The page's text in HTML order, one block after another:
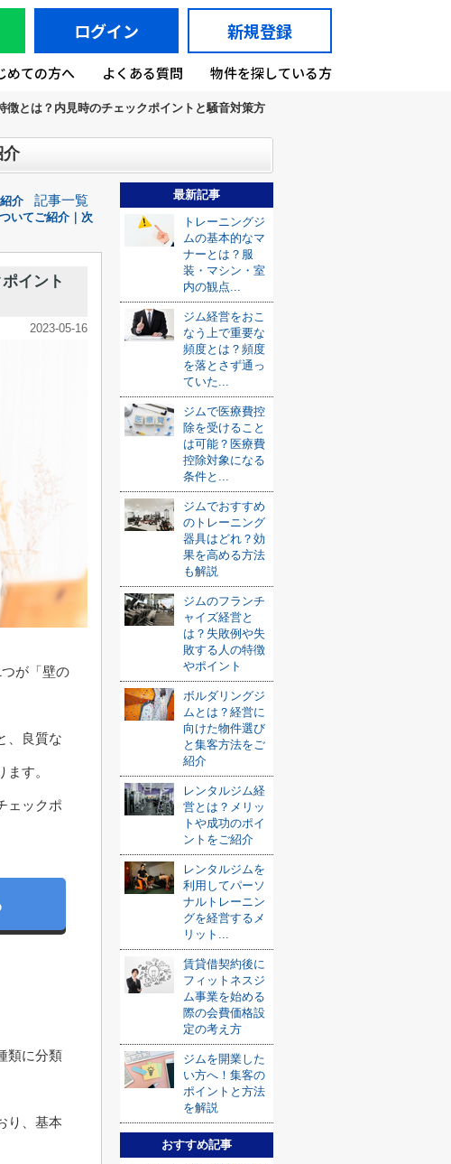
ログイン 新規登録
めての方へ よくある質問 物件を探している方
徴とは？内見時のチェックポイントと騒音対策方
介
介 記事一覧
いてご紹介｜次
イント
2023-05-16
が「壁の
、良質な
す。
ェックポ
類に分類
り、基本
最新記事
トレーニングジ
ムの基本的なマ
ナーとは？服
装・マシン・室
内の観点...
ジム経営をおこ
なう上で重要な
頻度とは？頻度
を落とさず通っ
ていた...
ジムで医療費控
除を受けること
は可能？医療費
控除対象になる
条件と...
ジムでおすすめ
のトレーニング
器具はどれ？効
果を高める方法
も解説
ジムのフランチ
ャイズ経営と
は？失敗例や失
敗する人の特徴
やポイント
ボルダリングジ
ムとは？経営に
向けた物件選び
と集客方法をご
紹介
レンタルジム経
営とは？メリッ
トや成功のポイ
ントをご紹介
レンタルジムを
利用してパーソ
ナルトレーニン
グを経営するメ
リット...
賃貸借契約後に
フィットネスジ
ム事業を始める
際の会費価格設
定の考え方
ジムを開業した
い方へ！集客の
ポイントと方法
を解説
おすすめ記事